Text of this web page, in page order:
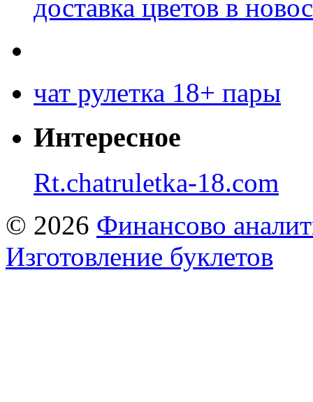
доставка цветов в
чат рулетка 18+ пары
Интересное
Rt.chatruletka-18.com
© 2026 Финансово
Изготовление буклетов